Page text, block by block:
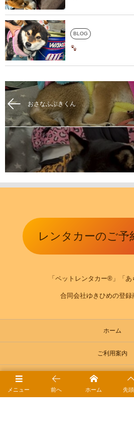
BLOG
おさなふぶきくん
レンタカーのご予
「ペットレンタカー®」「
合同会社ゆきひめの登録
ホーム
ご利用案内
お役立ちガイド｜ペット
メニュー 前へ ホーム 先